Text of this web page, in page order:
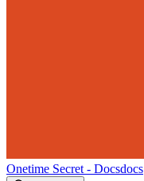
Onetime Secret - Docsdocs